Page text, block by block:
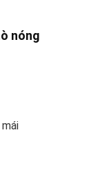
nóng